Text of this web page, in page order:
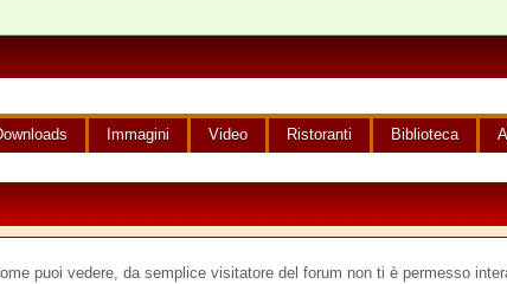
Immagini Video Ristoranti Biblioteca
puoi vedere, da semplice visitatore del forum non ti è permesso